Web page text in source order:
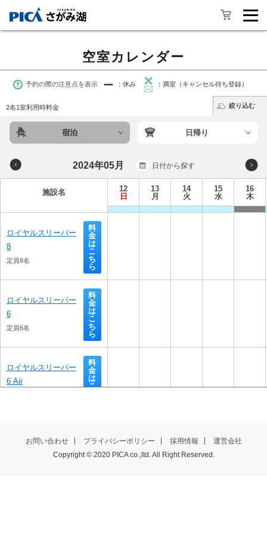
空室カレンダー
宿泊 日帰り
予約の際の注意点を表示 ：休み ：満室（キャンセル待ち登録）
2名1室利用時料金 絞り込む
2024年05月 日付から探す
施設名
12
日
13
月
14
火
15
水
16
木
ロイヤルスリーパー
8
定員8名
料
金
は
こ
ち
ら
ロイヤルスリーパー
6
定員6名
料
金
は
こ
ち
ら
ロイヤルスリーパー
6 Air
料
金
は
こ
定員4名
はこ
ちら
お問い合わせ プライバシーポリシー 採用情報 運営会社
Copyright © 2020 PICA co.,ltd. All Right Reserved.